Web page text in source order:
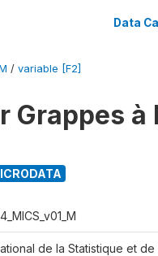
Data
/ variable [F2]
Grappes
de la Statistique et